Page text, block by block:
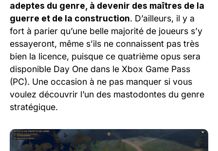
adeptes du genre, à devenir des maîtres de la
guerre et de la construction. D’ailleurs, il y a
fort à parier qu’une belle majorité de joueurs s’y
essayeront, même s’ils ne connaissent pas très
bien la licence, puisque ce quatrième opus sera
disponible Day One dans le Xbox Game Pass
(PC). Une occasion à ne pas manquer si vous
voulez découvrir l’un des mastodontes du genre
stratégique.